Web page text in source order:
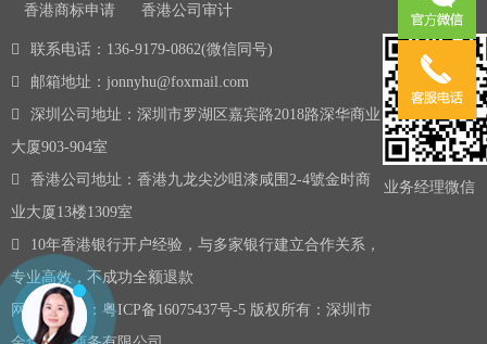
香港商标申请
香港公司审计
联系电话：136-9179-0862(微信同号)
邮箱地址：jonnyhu@foxmail.com
深圳公司地址：深圳市罗湖区嘉宾路2018路深华商业
大厦903-904室
香港公司地址：香港九龙尖沙咀漆咸围2-4號金时商
业大厦13楼1309室
10年香港银行开户经验，与多家银行建立合作关系，
专业高效，不成功全额退款
网站备案号： 粤ICP备16075437号-5 版权所有：深圳市
业务经理微信